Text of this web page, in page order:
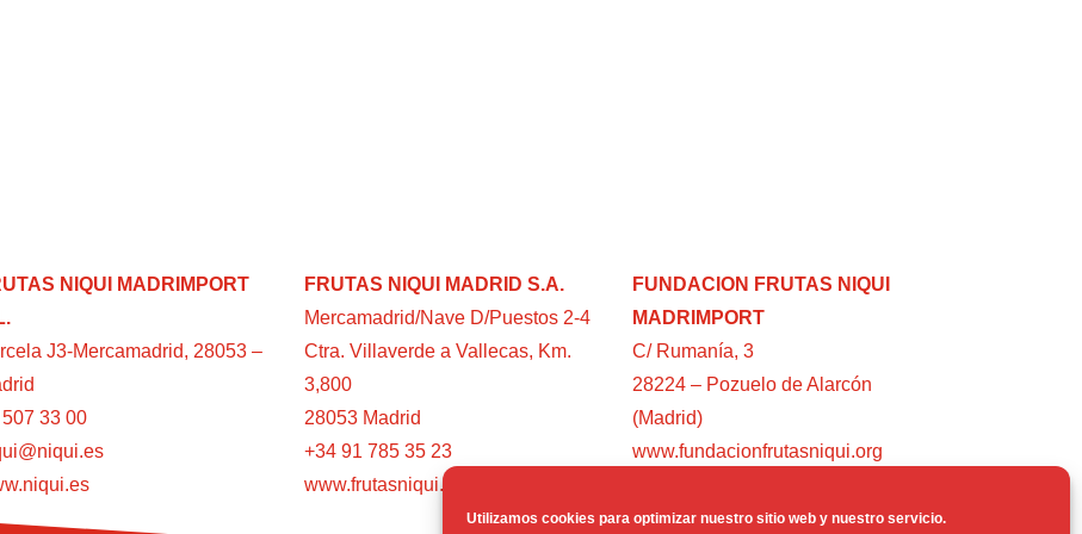
Utilizamos cookies para optimizar nuestro sitio web y nuestro servicio.
NIQUI MADRIMPORT
J3-Mercamadrid, 28053 –
33 00
FRUTAS NIQUI MADRID S.A.
Mercamadrid/Nave D/Puestos 2-4
Ctra. Villaverde a Vallecas, Km.
3,800
28053 Madrid
+34 91 785 35 23
www.frutasniqui.es
FUNDACION FRUTAS NIQUI
MADRIMPORT
C/ Rumanía, 3
28224 – Pozuelo de Alarcón
(Madrid)
www.fundacionfrutasniqui.org